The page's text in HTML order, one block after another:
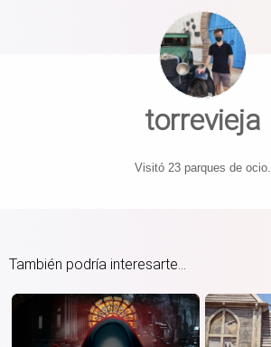
torrevieja
Visitó 23 parques de ocio.
También podría interesarte...